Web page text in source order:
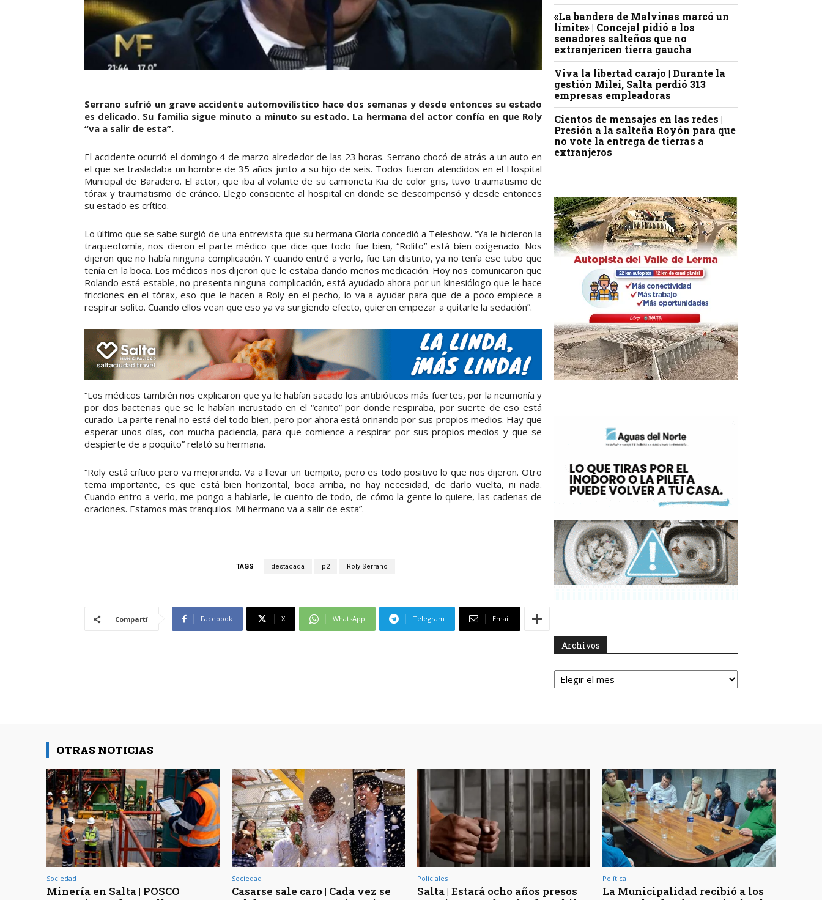
Serrano sufrió un grave accidente automovilístico hace dos semanas y desde entonces su estado
es delicado. Su familia sigue minuto a minuto su estado. La hermana del actor confía en que Roly
“va a salir de esta”.
El accidente ocurrió el domingo 4 de marzo alrededor de las 23 horas. Serrano chocó de atrás a un auto en
el que se trasladaba un hombre de 35 años junto a su hijo de seis. Todos fueron atendidos en el Hospital
Municipal de Baradero. El actor, que iba al volante de su camioneta Kia de color gris, tuvo traumatismo de
tórax y traumatismo de cráneo. Llego consciente al hospital en donde se descompensó y desde entonces
su estado es crítico.
Lo último que se sabe surgió de una entrevista que su hermana Gloria concedió a Teleshow. “Ya le hicieron la
traqueotomía, nos dieron el parte médico que dice que todo fue bien, “Rolito” está bien oxigenado. Nos
dijeron que no había ninguna complicación. Y cuando entré a verlo, fue tan distinto, ya no tenía ese tubo que
tenía en la boca. Los médicos nos dijeron que le estaba dando menos medicación. Hoy nos comunicaron que
Rolando está estable, no presenta ninguna complicación, está ayudado ahora por un kinesiólogo que le hace
fricciones en el tórax, eso que le hacen a Roly en el pecho, lo va a ayudar para que de a poco empiece a
respirar solito. Cuando ellos vean que eso ya va surgiendo efecto, quieren empezar a quitarle la sedación”.
“Los médicos también nos explicaron que ya le habían sacado los antibióticos más fuertes, por la neumonía y
por dos bacterias que se le habían incrustado en el “cañito” por donde respiraba, por suerte de eso está
curado. La parte renal no está del todo bien, pero por ahora está orinando por sus propios medios. Hay que
esperar unos días, con mucha paciencia, para que comience a respirar por sus propios medios y que se
despierte de a poquito” relató su hermana.
“Roly está crítico pero va mejorando. Va a llevar un tiempito, pero es todo positivo lo que nos dijeron. Otro
tema importante, es que está bien horizontal, boca arriba, no hay necesidad, de darlo vuelta, ni nada.
Cuando entro a verlo, me pongo a hablarle, le cuento de todo, de cómo la gente lo quiere, las cadenas de
oraciones. Estamos más tranquilos. Mi hermano va a salir de esta”.
TAGS destacada p2 Roly Serrano
Compartí Facebook X WhatsApp Telegram Email
«La bandera de Malvinas marcó un
límite» | Concejal pidió a los
senadores salteños que no
extranjericen tierra gaucha
Viva la libertad carajo | Durante la
gestión Milei, Salta perdió 313
empresas empleadoras
Cientos de mensajes en las redes |
Presión a la salteña Royón para que
no vote la entrega de tierras a
extranjeros
Archivos
Archivos
OTRAS NOTICIAS
Sociedad
Minería en Salta | POSCO
Sociedad
Casarse sale caro | Cada vez se
Policiales
Salta | Estará ocho años presos
Política
La Municipalidad recibió a los